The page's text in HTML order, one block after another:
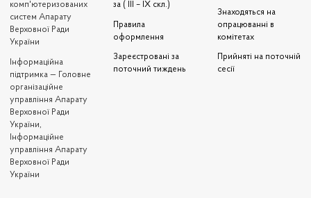
комп'ютеризованих
систем Апарату
Верховної Ради
України
Iнформаційна
підтримка — Головне
організаційне
управління Апарату
Верховної Ради
України,
Інформаційне
управління Апарату
Верховної Ради
України
за ( III – IX скл.)
Правила
оформлення
Зареєстровані за
поточний тиждень
Знаходяться на
опрацюванні в
комітетах
Прийняті на поточній
сесії